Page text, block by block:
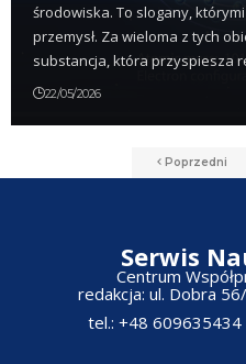
środowiska. To slogany,
przemysł. Za wieloma z tych
substancja, która przyspiesza
22/05/2026
Poprzedni
Serwis
Centrum
redakcja: ul. Dobra
tel.: +48 609635434